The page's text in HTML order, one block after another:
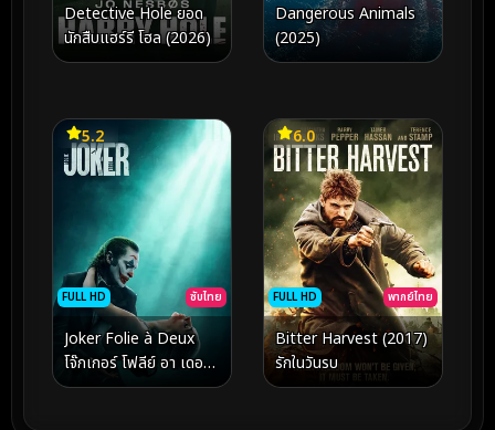
Detective Hole ยอด
นักสืบแฮร์รี โฮล (2026)
Dangerous Animals
(2025)
FULL HD ซับไทย
5.2
Joker Folie à Deux
โจ๊กเกอร์ โฟลีย์ อา เดอ
(2024)
FULL HD พากย์ไทย
6.0
Bitter Harvest (2017)
รักในวันรบ